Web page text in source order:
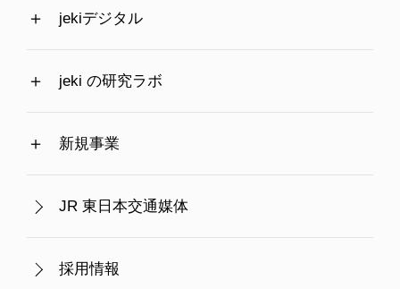
jekiデジタル
jeki の研究ラボ
新規事業
JR 東日本交通媒体
採用情報